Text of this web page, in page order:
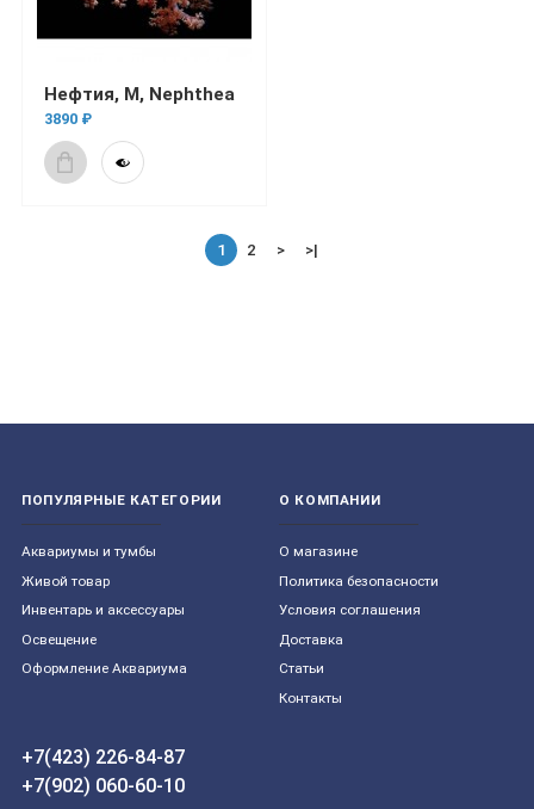
Нефтия, М, Nephthea
3890 ₽
1 2 > >|
ПОПУЛЯРНЫЕ КАТЕГОРИИ
Aквариумы и тумбы
Живой товар
Инвентарь и аксессуары
Освещение
Оформление Аквариума
О КОМПАНИИ
О магазине
Политика безопасности
Условия соглашения
Доставка
Статьи
Контакты
+7(423) 226-84-87
+7(902) 060-60-10